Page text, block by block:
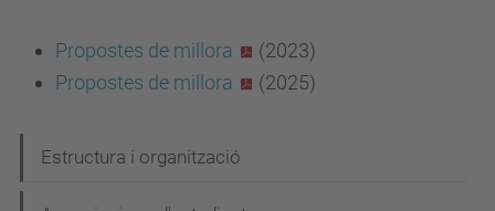
Propostes de millora
(2023)
Propostes de millora
(2025)
a
Estructura i organització